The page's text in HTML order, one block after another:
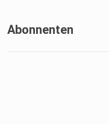
Abonnenten